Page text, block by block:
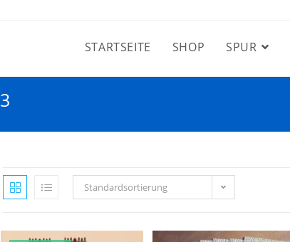
STARTSEITE SHOP SPUR
Standardsortierung